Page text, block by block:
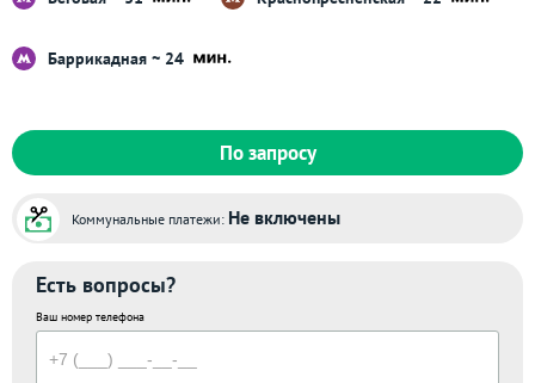
Баррикадная ~ 24
По запросу
Коммунальные платежи: Не включены
Есть вопросы?
Ваш номер телефона